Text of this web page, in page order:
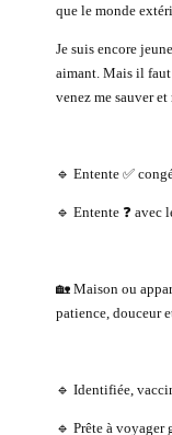
que le monde
Je suis encore
aimant. Mais il
venez me sauver
🔹 Entente ✅
🔹 Entente ❓ avec
🏡 Maison ou
patience, douceur
🔹 Identifiée,
🔹 Prête à voyager